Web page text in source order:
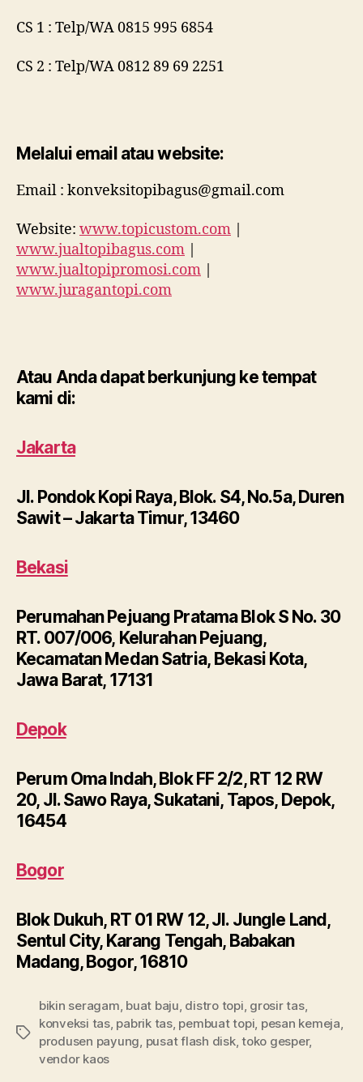
CS 1 : Telp/WA 0815 995 6854
CS 2 : Telp/WA 0812 89 69 2251
Melalui email atau website:
Email : konveksitopibagus@gmail.com
Website: www.topicustom.com |
www.jualtopibagus.com |
www.jualtopipromosi.com |
www.juragantopi.com
Atau Anda dapat berkunjung ke tempat
kami di:
Jakarta
Jl. Pondok Kopi Raya, Blok. S4, No.5a, Duren
Sawit – Jakarta Timur, 13460
Bekasi
Perumahan Pejuang Pratama Blok S No. 30
RT. 007/006, Kelurahan Pejuang,
Kecamatan Medan Satria, Bekasi Kota,
Jawa Barat, 17131
Depok
Perum Oma Indah, Blok FF 2/2, RT 12 RW
20, Jl. Sawo Raya, Sukatani, Tapos, Depok,
16454
Bogor
Blok Dukuh, RT 01 RW 12, Jl. Jungle Land,
Sentul City, Karang Tengah, Babakan
Madang, Bogor, 16810
Tags
bikin seragam, buat baju, distro topi, grosir tas,
konveksi tas, pabrik tas, pembuat topi, pesan kemeja,
produsen payung, pusat flash disk,toko gesper,
vendor kaos